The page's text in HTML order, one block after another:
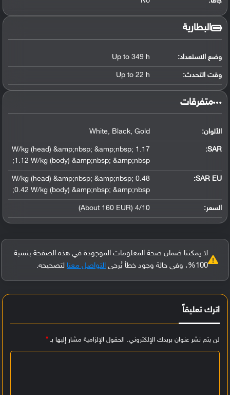
البطارية
وضع الاستعداد: Up to 349 h
وقت التحدث: Up to 22 h
‏متفرقات‏
الألوان: White, Black, Gold
SAR
:
1.17 W/kg (head) &amp;nbsp; &amp;nbsp;
1.12 W/kg (body) &amp;nbsp; &amp;nbsp;
SAR EU:
0.48 W/kg (head) &amp;nbsp; &amp;nbsp;
0.42 W/kg (body) &amp;nbsp; &amp;nbsp;
السعر: 4/10 (About 160 EUR)
لا يمكننا ضمان صحة المعلومات الموجودة في هذه الصفحة بنسبة
100%، وفي حالة وجود خطأ يُرجى
التواصل معنا لتصحيحه.
اترك تعليقاً
لن يتم نشر عنوان بريدك الإلكتروني. الحقول الإلزامية مشار إليها بـ*